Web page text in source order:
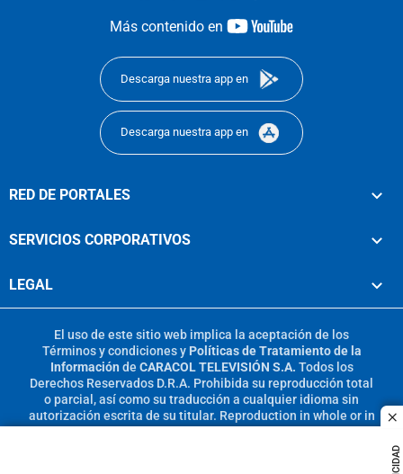
Más contenido en
youtube-
Descarga nuestra app en
Descarga nuestra app en
RED DE PORTALES
SERVICIOS CORPORATIVOS
LEGAL
El uso de este sitio web implica la aceptación de los
Términos y condicionesy Políticas de Tratamiento de la
Información de CARACOL TELEVISIÓN S.A. Todos los
Derechos Reservados D.R.A. Prohibida su reproducción total
o parcial, así como su traducción a cualquier idioma sin
autorización escrita de su titular. Reproduction in whole or in